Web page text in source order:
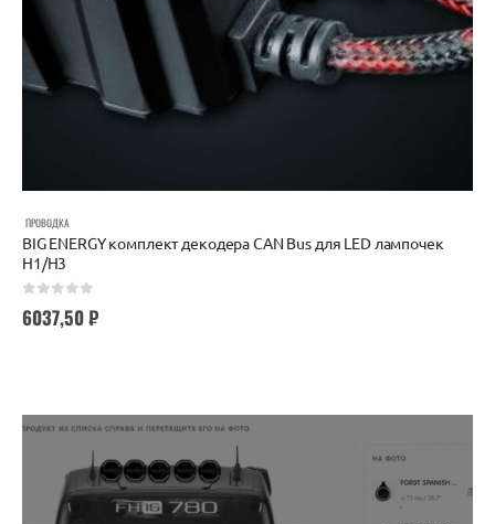
ПРОВОДКА
BIG ENERGY комплект декодера CAN Bus для LED лампочек
H1/H3
6037,50₽